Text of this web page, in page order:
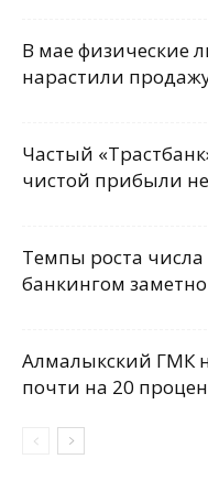
В мае физические
нарастили
Частый
чистой прибыли
Темпы роста
банкингом
Алмалыкский ГМК
почти на 20